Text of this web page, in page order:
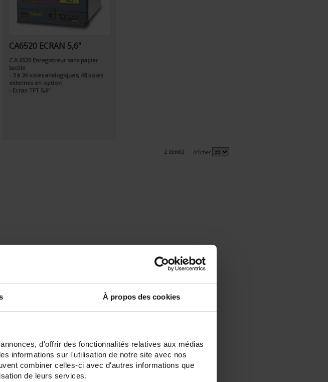
À propos des cookies
d'offrir des fonctionnalités relatives aux médias
informations sur l'utilisation de notre site avec nos
combiner celles-ci avec d'autres informations que
de leurs services.
CA6520 ECRAN 5,6"
C.A 6520 Enregistreur sans papier
tactile
- 3 à 24 voies analogiques, 48 voies
externes en option
- Ecran TFT 5,6"
2 item(s) Afficher